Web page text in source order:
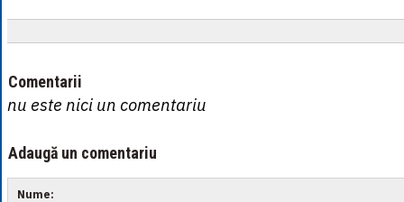
Comentarii
nu este nici un comentariu
Adaugă un comentariu
Nume: